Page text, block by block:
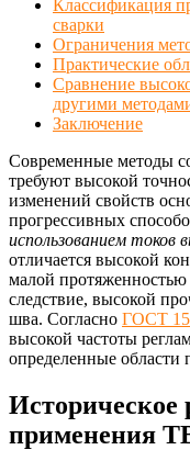
Классификация
сварки
Ограничения
Практические
Сравнение
другими
Заключение
Современные методы
требуют высокой
изменений свойств
прогрессивных
использованием
отличается высокой
малой протяженностью
следствие, высокой
шва. Согласно ГОСТ
высокой частоты
определенные области
Историческое
применения